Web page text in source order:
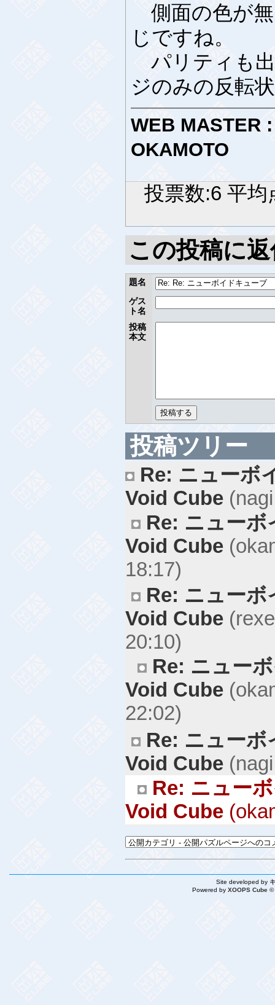
側面の色が
じですね。
パリティも
ジのみの反転
WEB MASTER
OKAMOTO
投票数:6 平
この投稿に
題名
ゲス
ト名
投稿
本文
投稿ツリー
Re: ニューボ
Void Cube
Re: ニュー
Void Cube
18:17)
Re: ニュー
Void Cube
20:10)
Re: ニュー
Void Cube
22:02)
Re: ニュー
Void Cube
Re: ニュー
Void Cube
Site developed by
Powered by XOOPS Cube ©